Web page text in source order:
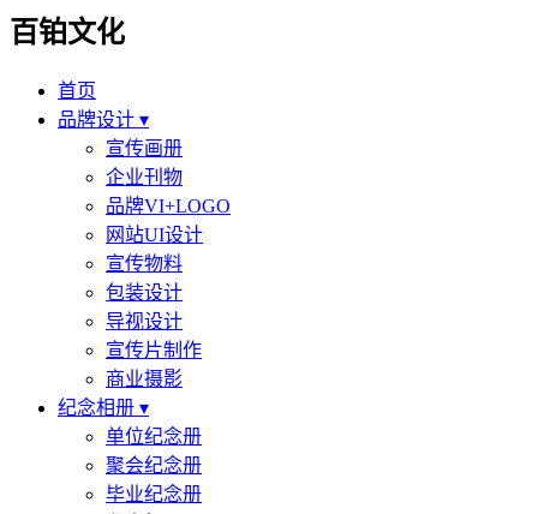
百铂文化
首页
品牌设计 ▾
宣传画册
企业刊物
品牌VI+LOGO
网站UI设计
宣传物料
包装设计
导视设计
宣传片制作
商业摄影
纪念相册 ▾
单位纪念册
聚会纪念册
毕业纪念册